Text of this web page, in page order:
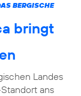
BERGISCHE
bringt
Landes
ans